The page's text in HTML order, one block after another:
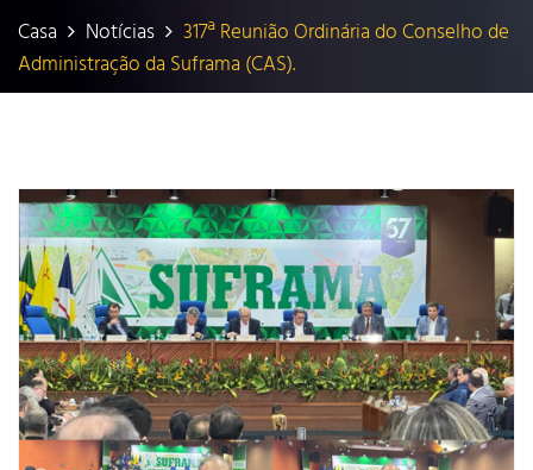
Casa Notícias
317ª Reunião Ordinária do Conselho de
Administração da Suframa (CAS).